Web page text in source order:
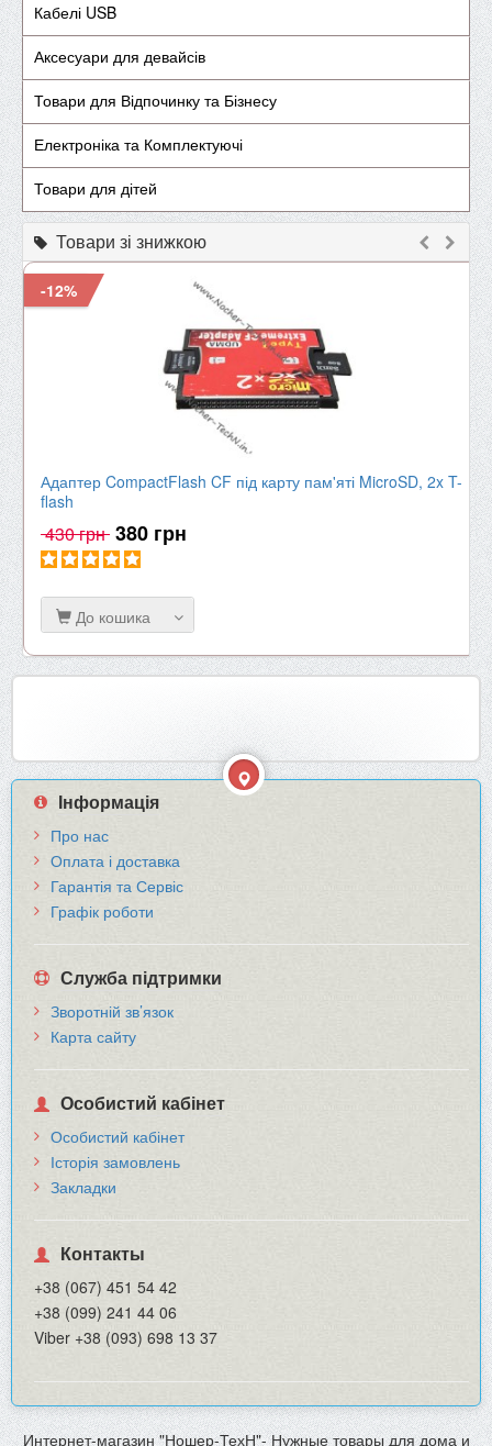
Кабелі USB
Аксесуари для девайсів
Товари для Відпочинку та Бізнесу
Електроніка та Комплектуючі
Товари для дітей
Товари зі знижкою
-12%
Адаптер CompactFlash CF під карту пам'яті MicroSD, 2x T-
flash
430 грн 380 грн
До кошика
Інформація
Про нас
Оплата і доставка
Гарантія та Сервіс
Графік роботи
Служба підтримки
Зворотній зв’язок
Карта сайту
Особистий кабінет
Особистий кабінет
Історія замовлень
Закладки
Контакты
+38 (067) 451 54 42
+38 (099) 241 44 06
Viber +38 (093) 698 13 37
Интернет-магазин "Ношер-ТехН"- Нужные товары для дома и